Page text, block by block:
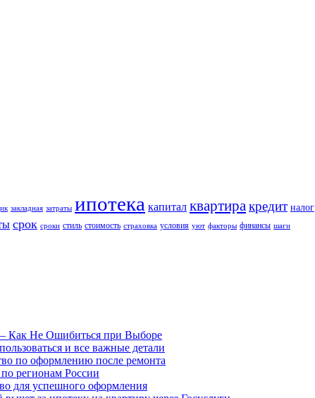
закладная затраты ипотека капитал квартиракредит налог
срок сроки стиль стоимость страховка условия уют факторы финансы шаги
Как Не Ошибиться при Выборе
и все важные детали
по оформлению после ремонта
регионам России
для успешного оформления